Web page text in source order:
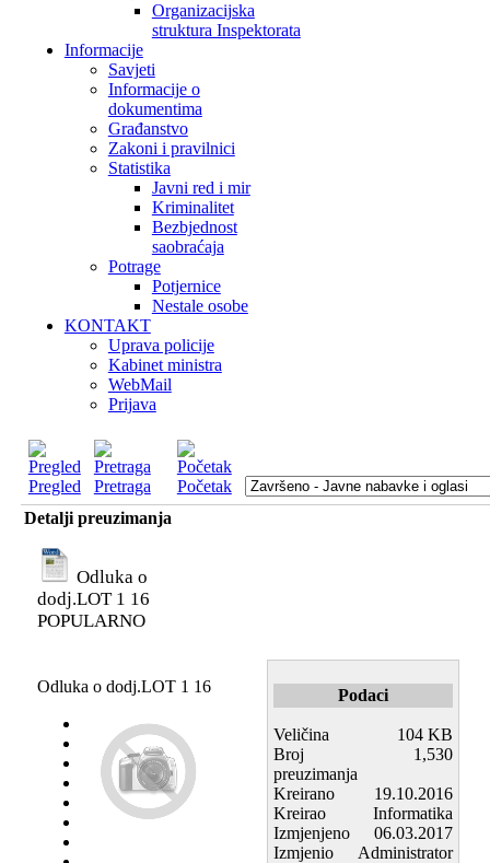
Organizacijska
struktura Inspektorata
Informacije
Savjeti
Informacije o
dokumentima
Građanstvo
Zakoni i pravilnici
Statistika
Javni red i mir
Kriminalitet
Bezbjednost
saobraćaja
Potrage
Potjernice
Nestale osobe
KONTAKT
Uprava policije
Kabinet ministra
WebMail
Prijava
Pregled Pretraga
Početak
Detalji preuzimanja
Odluka o
dodj.LOT 1 16
POPULARNO
Odluka o dodj.LOT 1 16 Podaci
Veličina
104 KB
Broj
preuzimanja
1,530
Kreirano
19.10.2016
Kreirao
Informatika
Izmjenjeno
06.03.2017
Izmjenio
Administrator